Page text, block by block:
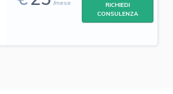
/mese
RICHIEDI
CONSULENZA